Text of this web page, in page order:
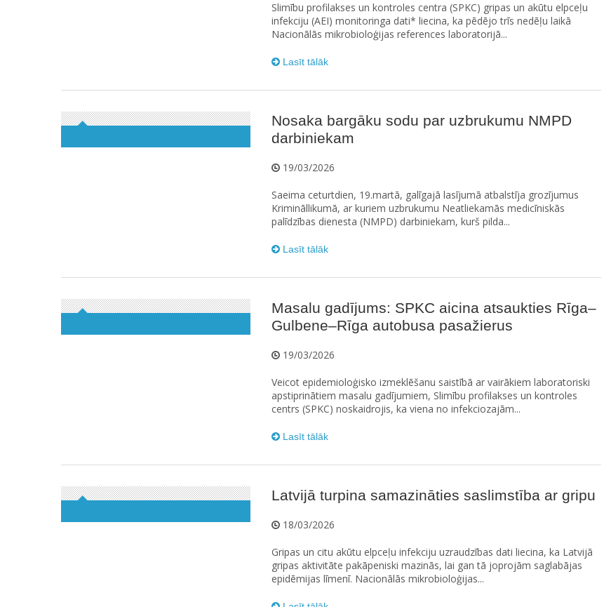
Slimību profilakses un kontroles centra (SPKC) gripas un akūtu elpceļu
infekciju (AEI) monitoringa dati* liecina, ka pēdējo trīs nedēļu laikā
Nacionālās mikrobioloģijas references laboratorijā...
Lasīt tālāk
Nosaka bargāku sodu par uzbrukumu NMPD
darbiniekam
19/03/2026
Saeima ceturtdien, 19.martā, galīgajā lasījumā atbalstīja grozījumus
Krimināllikumā, ar kuriem uzbrukumu Neatliekamās medicīniskās
palīdzības dienesta (NMPD) darbiniekam, kurš pilda...
Lasīt tālāk
Masalu gadījums: SPKC aicina atsaukties Rīga–
Gulbene–Rīga autobusa pasažierus
19/03/2026
Veicot epidemioloģisko izmeklēšanu saistībā ar vairākiem laboratoriski
apstiprinātiem masalu gadījumiem, Slimību profilakses un kontroles
centrs (SPKC) noskaidrojis, ka viena no infekciozajām...
Lasīt tālāk
Latvijā turpina samazināties saslimstība ar gripu
18/03/2026
Gripas un citu akūtu elpceļu infekciju uzraudzības dati liecina, ka Latvijā
gripas aktivitāte pakāpeniski mazinās, lai gan tā joprojām saglabājas
epidēmijas līmenī. Nacionālās mikrobioloģijas...